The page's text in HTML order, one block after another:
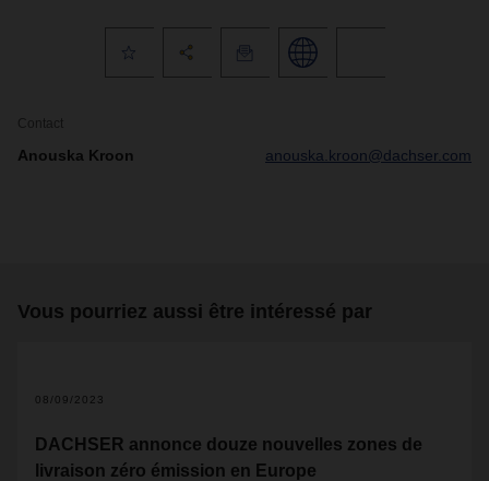
Contact
Anouska Kroon anouska.kroon@dachser.com
Vous pourriez aussi être intéressé par
08/09/2023
DACHSER annonce douze nouvelles zones de
livraison zéro émission en Europe